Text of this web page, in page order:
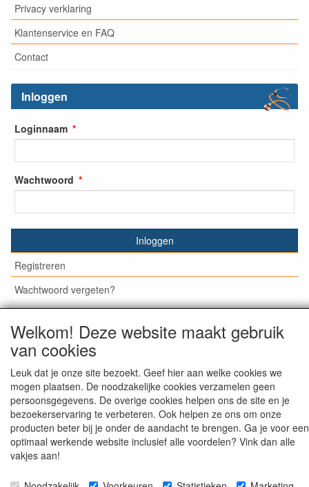
Privacy verklaring
Klantenservice en FAQ
Contact
Inloggen
Loginnaam
Wachtwoord
Inloggen
Registreren
Wachtwoord vergeten?
© Medisan Trading | Alblasserdam. Alle genoemde prijzen
zijn inclusief BTW en exclusiefverzendkosten, tenzij anders
staat aangegeven.
Welkom! Deze website maakt gebruik
van cookies
Leuk dat je onze site bezoekt. Geef hier aan welke cookies we
mogen plaatsen. De noodzakelijke cookies verzamelen geen
persoonsgegevens. De overige cookies helpen ons de site en je
bezoekerservaring te verbeteren. Ook helpen ze ons om onze
producten beter bij je onder de aandacht te brengen. Ga je voor een
optimaal werkende website inclusief alle voordelen? Vink dan alle
vakjes aan!